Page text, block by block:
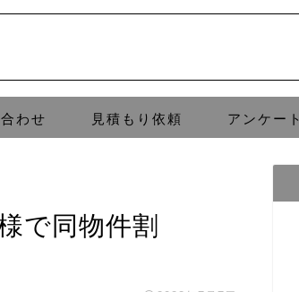
わせ 見積もり依頼 アンケート
で同物件割